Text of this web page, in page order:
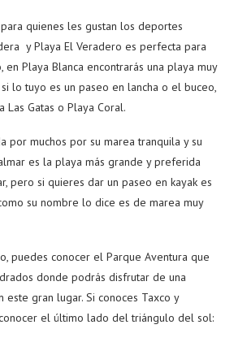
quienes les gustan los deportes
y Playa El Veradero es perfecta para
en Playa Blanca encontrarás una playa muy
lo tuyo es un paseo en lancha o el buceo,
Las Gatas o Playa Coral.
por muchos por su marea tranquila y su
es la playa más grande y preferida
pero si quieres dar un paseo en kayak es
su nombre lo dice es de marea muy
puedes conocer el Parque Aventura que
donde podrás disfrutar de una
gran lugar. Si conoces Taxco y
el último lado del triángulo del sol: